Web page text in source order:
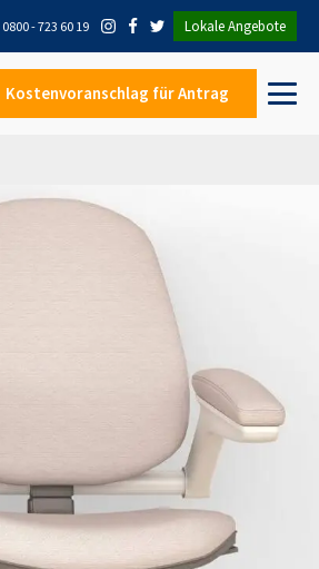
0800 - 723 60 19 Lokale Angebote
Kostenvoranschlag für Antrag